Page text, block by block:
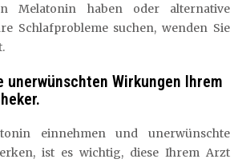
Melatonin haben oder alternative
Schlafprobleme suchen, wenden Sie
unerwünschten Wirkungen Ihrem
einnehmen und unerwünschte
ist es wichtig, diese Ihrem Arzt